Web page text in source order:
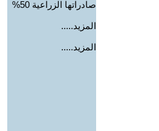
صادراتها الزراعية 50%
المزيد.....
المزيد.....